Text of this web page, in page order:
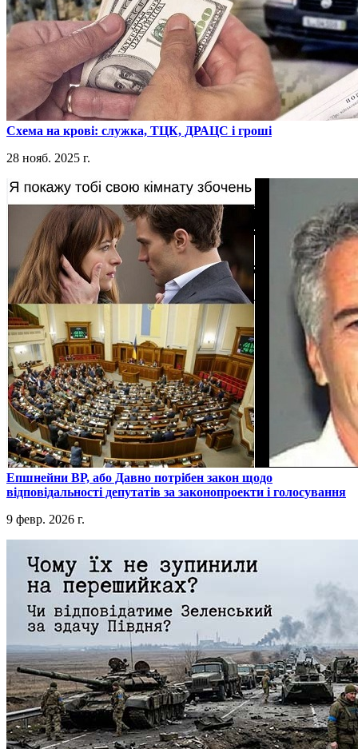
​Схема на крові: служка, ТЦК, ДРАЦС і гроші
28 нояб. 2025 г.
​Епшнейни ВР, або Давно потрібен закон щодо
відповідальності депутатів за законопроекти і голосування
9 февр. 2026 г.